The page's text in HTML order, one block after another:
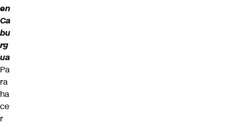
en
Ca
bu
rg
ua
Pa
ra
ha
ce
r